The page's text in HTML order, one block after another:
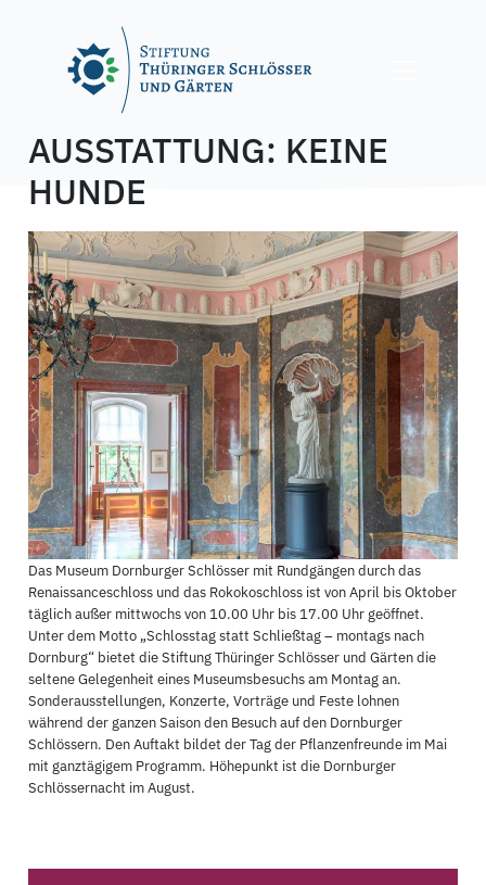
AUSSTATTUNG: KEINE
HUNDE
Das Museum Dornburger Schlösser mit Rundgängen durch das
Renaissanceschloss und das Rokokoschloss ist von April bis Oktober
täglich außer mittwochs von 10.00 Uhr bis 17.00 Uhr geöffnet.
Unter dem Motto „Schlosstag statt Schließtag – montags nach
Dornburg“ bietet die Stiftung Thüringer Schlösser und Gärten die
seltene Gelegenheit eines Museumsbesuchs am Montag an.
Sonderausstellungen, Konzerte, Vorträge und Feste lohnen
während der ganzen Saison den Besuch auf den Dornburger
Schlössern. Den Auftakt bildet der Tag der Pflanzenfreunde im Mai
mit ganztägigem Programm. Höhepunkt ist die Dornburger
Schlössernacht im August.